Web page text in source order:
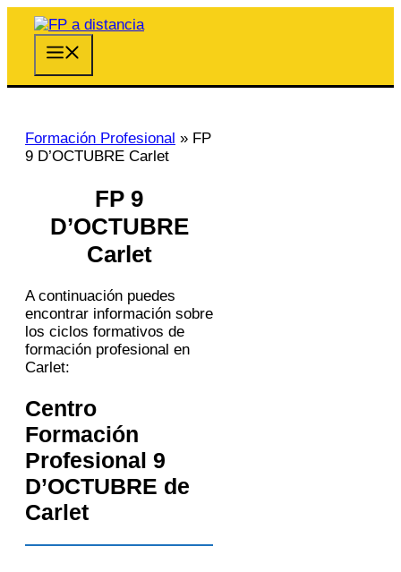
Saltar
contenido
Formación Profesional » FP
9 D’OCTUBRE Carlet
FP 9
D’OCTUBRE
Carlet
A continuación puedes
encontrar información sobre
los ciclos formativos de
formación profesional en
Carlet:
Centro
Formación
Profesional 9
D’OCTUBRE de
Carlet